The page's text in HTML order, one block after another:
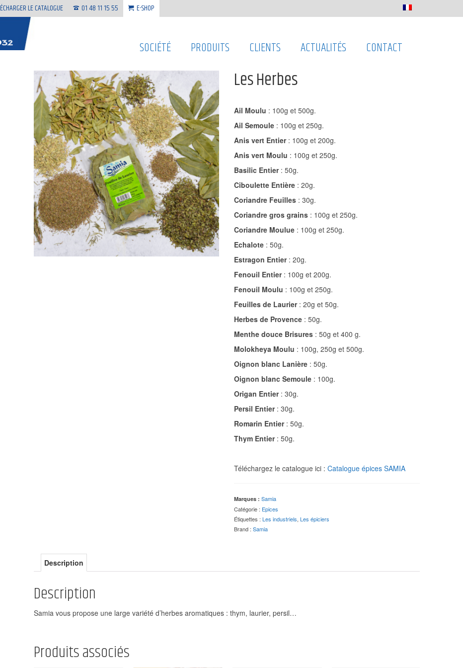
LE CATALOGUE 01 48 11 15 55 E-SHOP
SOCIÉTÉ PRODUITS CLIENTS ACTUALITÉS CONTACT
Les Herbes
Ail Moulu : 100g et 500g.
Ail Semoule : 100g et 250g.
Anis vert Entier: 100g et 200g.
Anis vert Moulu : 100g et 250g.
Basilic Entier: 50g.
Ciboulette Entière : 20g.
Coriandre Feuilles : 30g.
Coriandre gros grains : 100g et 250g.
Coriandre Moulue : 100g et 250g.
Echalote : 50g.
Estragon Entier: 20g.
Fenouil Entier: 100g et 200g.
Fenouil Moulu : 100g et 250g.
Feuilles de Laurier: 20g et 50g.
Herbes de Provence : 50g.
Menthe douce Brisures : 50g et 400 g.
Molokheya Moulu : 100g, 250g et 500g.
Oignon blanc Lanière : 50g.
Oignon blanc Semoule : 100g.
Origan Entier: 30g.
Persil Entier: 30g.
Romarin Entier: 50g.
Thym Entier: 50g.
Téléchargez le catalogue ici :Catalogue épices SAMIA
Marques : Samia
Catégorie : Epices
Étiquettes :Les industriels,Les épiciers
Brand :Samia
Description
Description
Samia vous propose une large variété d’herbes aromatiques : thym, laurier, persil…
Produits associés